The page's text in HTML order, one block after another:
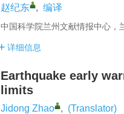
赵纪东 , 编译
中国科学院兰州文献情报中心，
详细信息
Earthquake early
limits
Jidong Zhao , (Translator)